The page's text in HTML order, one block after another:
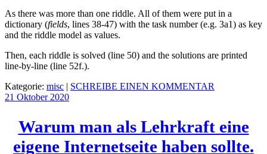
As there was more than one riddle. All of them were put in a
dictionary (fields, lines 38-47) with the task number (e.g. 3a1) as key
and the riddle model as values.
Then, each riddle is solved (line 50) and the solutions are printed
line-by-line (line 52f.).
Kategorie: misc | SCHREIBE EINEN KOMMENTAR
21 Oktober 2020
Warum man als Lehrkraft eine
eigene Internetseite haben sollte.